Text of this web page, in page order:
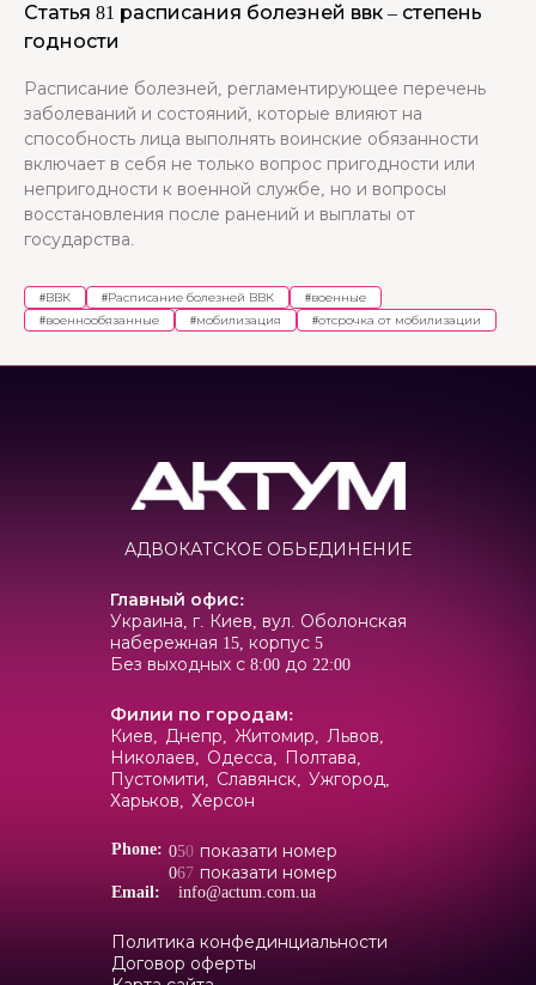
Статья 81 расписания болезней ввк – степень
годности
Расписание болезней, регламентирующее перечень
заболеваний и состояний, которые влияют на
способность лица выполнять воинские обязанности
включает в себя не только вопрос пригодности или
непригодности к военной службе, но и вопросы
восстановления после ранений и выплаты от
государства.
#ВВК #Расписание болезней ВВК #военные
#военнообязанные #мобилизация #отсрочка от мобилизации
АДВОКАТСКОЕ ОБЬЕДИНЕНИЕ
Главный офис:
Украина, г. Киев, вул. Оболонская
набережная 15, корпус 5
Без выходных с 8:00 до 22:00
Филии по городам:
Киев, Днепр, Житомир, Львов,
Николаев, Одесса,
Полтава,
Пустомити, Славянск, Ужгород,
Харьков, Херсон
Phone: 050 показати номер
067 показати номер
Email:
info@actum.com.ua
Политика конфединциальности
Договор оферты